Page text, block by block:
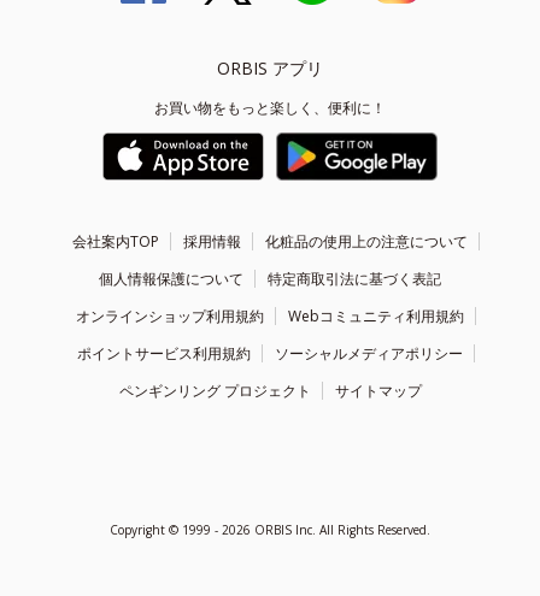
ORBIS アプリ
お買い物をもっと楽しく、便利に！
会社案内TOP 採用情報
化粧品の使用上の注意について
個人情報保護について
特定商取引法に基づく表記
オンラインショップ利用規約
Webコミュニティ利用規約
ポイントサービス利用規約
ソーシャルメディアポリシー
ペンギンリング プロジェクト
サイトマップ
Copyright © 1999 - 2026 ORBIS Inc. All Rights Reserved.